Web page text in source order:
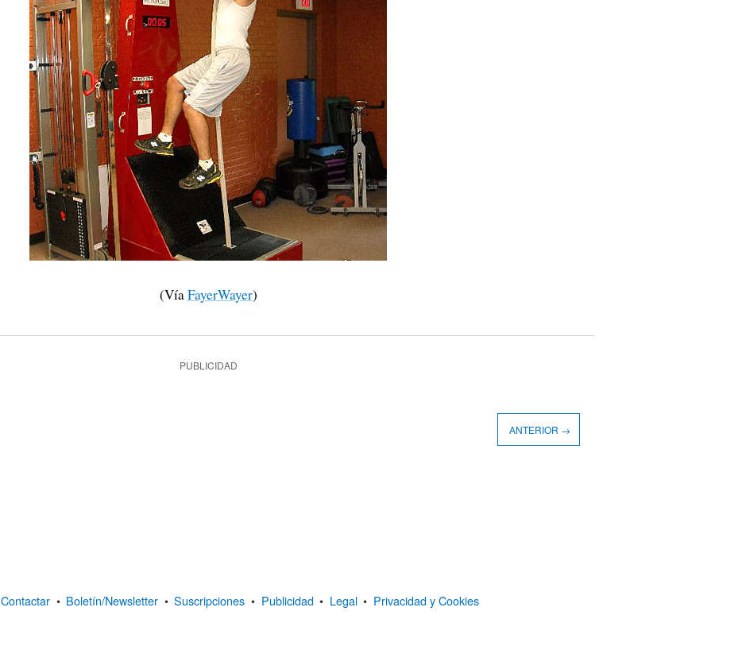
(VíaFayerWayer)
PUBLICIDAD
ANTERIOR →
Contactar • Boletín/Newsletter • Suscripciones • Publicidad • Legal • Privacidad y Cookies